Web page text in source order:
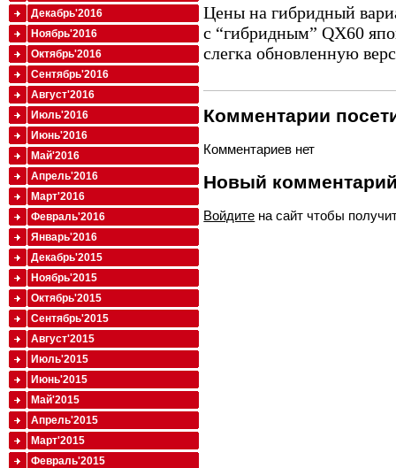
Цены на гибридный
с “гибридным” QX60
слегка обновленную
Комментарии
Комментариев нет
Новый
Войдите на сайт чтобы
Декабрь'2016
Ноябрь'2016
Октябрь'2016
Сентябрь'2016
Август'2016
Июль'2016
Июнь'2016
Май'2016
Апрель'2016
Март'2016
Февраль'2016
Январь'2016
Декабрь'2015
Ноябрь'2015
Октябрь'2015
Сентябрь'2015
Август'2015
Июль'2015
Июнь'2015
Май'2015
Апрель'2015
Март'2015
Февраль'2015